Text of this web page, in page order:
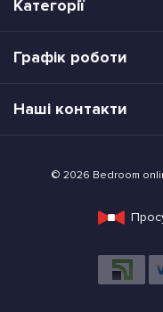
Категорії
Графік роботи
Наші контакти
© 2026 Bedroom